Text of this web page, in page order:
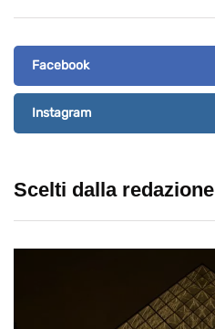
Facebook
Instagram
Scelti dalla redazione